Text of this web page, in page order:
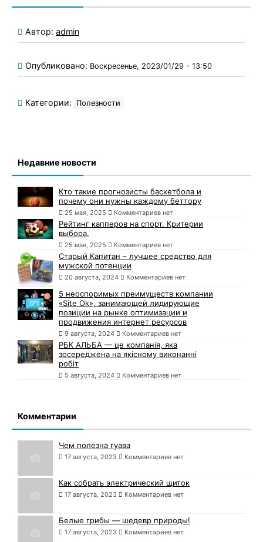
Автор: admin
Опубликовано: Воскресенье, 2023/01/29 - 13:50
Категории: Полезности
Недавние новости
Кто такие прогнозисты баскетбола и
почему они нужны каждому беттору
25 мая, 2025 Комментариев нет
Рейтинг капперов на спорт. Критерии
выбора.
25 мая, 2025 Комментариев нет
Старый Капитан – лучшее средство для
мужской потенции
20 августа, 2024 Комментариев нет
5 неоспоримых преимуществ компании
«Site Ok», занимающей лидирующие
позиции на рынке оптимизации и
продвижения интернет ресурсов
9 августа, 2024 Комментариев нет
РБК АЛЬБА — це компанія, яка
зосереджена на якісному виконанні
робіт
5 августа, 2024 Комментариев нет
Комментарии
Чем полезна гуава
17 августа, 2023 Комментариев нет
Как собрать электрический щиток
17 августа, 2023 Комментариев нет
Белые грибы — шедевр природы!
17 августа, 2023 Комментариев нет